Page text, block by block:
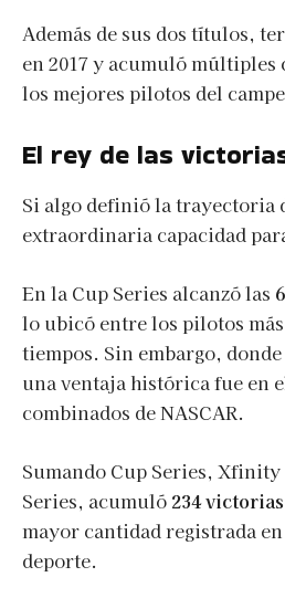
Además de sus dos títulos,
en 2017 y acumuló múltiples
los mejores pilotos del
El rey de las
Si algo definió la trayectoria
extraordinaria capacidad
En la Cup Series alcanzó las
lo ubicó entre los pilotos
tiempos. Sin embargo,
una ventaja histórica fue en
combinados de NASCAR.
Sumando Cup Series,
Series, acumuló 234
mayor cantidad registrada
deporte.